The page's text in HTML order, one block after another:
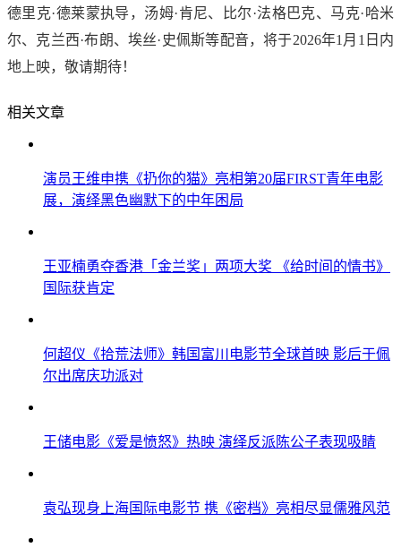
德里克·德莱蒙执导，汤姆·肯尼、比尔·法格巴克、马克·哈米
尔、克兰西·布朗、埃丝·史佩斯等配音，将于2026年1月1日内
地上映，敬请期待！
相关文章
演员王维申携《扔你的猫》亮相第20届FIRST青年电影
展，演绎黑色幽默下的中年困局
王亚楠勇夺香港「金兰奖」两项大奖 《给时间的情书》
国际获肯定
何超仪《拾荒法师》韩国富川电影节全球首映 影后于佩
尔出席庆功派对
王储电影《爱是愤怒》热映 演绎反派陈公子表现吸睛
袁弘现身上海国际电影节 携《密档》亮相尽显儒雅风范